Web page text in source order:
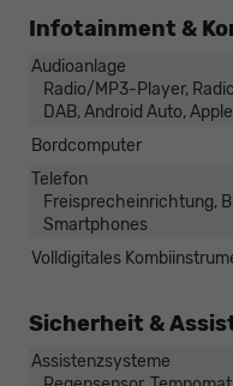
Infotainment &
Audioanlage
Radio/MP3-Player,
DAB, Android Auto,
Bordcomputer
Telefon
Freisprecheinrichtung,
Smartphones
Volldigitales
Sicherheit &
Assistenzsysteme